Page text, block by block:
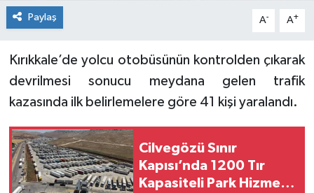
Paylaş A- A+
Kırıkkale’de yolcu otobüsünün kontrolden çıkarak
devrilmesi sonucu meydana gelen trafik
kazasında ilk belirlemelere göre 41 kişi yaralandı.
Cilvegözü Sınır
Kapısı’nda 1200 Tır
Kapasiteli Park Hizmete